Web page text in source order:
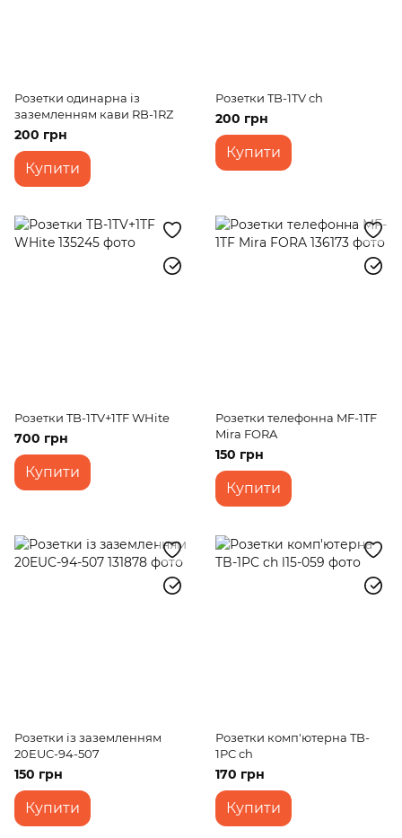
Розетки одинарна із
заземленням кави RB-1RZ
200 грн
Купити
Розетки TB-1TV ch
200 грн
Купити
Розетки TB-1TV+1TF WHite
700 грн
Купити
Розетки телефонна MF-1TF
Mira FORA
150 грн
Купити
Розетки із заземленням
20EUC-94-507
150 грн
Купити
Розетки комп'ютерна TB-
1PC ch
170 грн
Купити